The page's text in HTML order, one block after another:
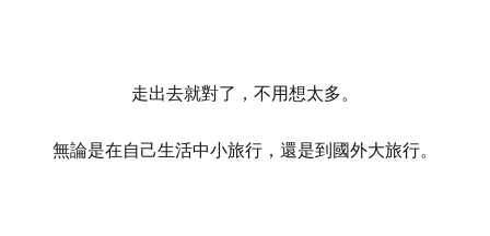
走出去就對了，不用想太多。
無論是在自己生活中小旅行，還是到國外大旅行。